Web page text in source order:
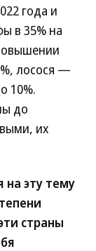
года и
в 35% на
лосося —
10%.
до
их
эту тему
страны